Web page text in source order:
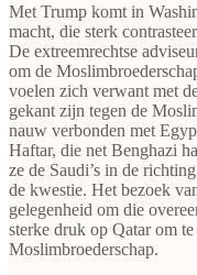
Met Trump komt in
macht, die sterk
De extreemrechtse
om de
voelen zich verwant met
gekant zijn tegen de
nauw verbonden met
Haftar, die net Benghazi
ze de Saudi’s in de
de kwestie. Het bezoek
gelegenheid om die
sterke druk op Qatar om
Moslimbroederschap.